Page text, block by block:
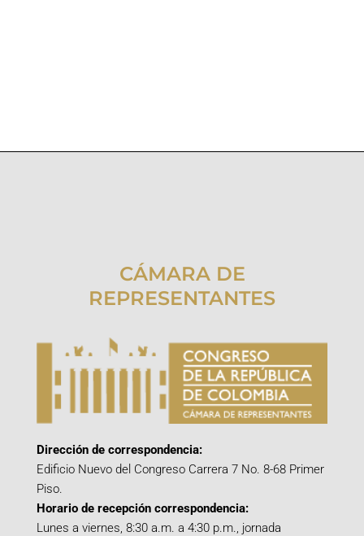
CÁMARA DE
REPRESENTANTES
Dirección de correspondencia:
Edificio Nuevo del Congreso Carrera 7 No. 8-68 Primer
Piso.
Horario de recepción correspondencia:
Lunes a viernes, 8:30 a.m. a 4:30 p.m., jornada